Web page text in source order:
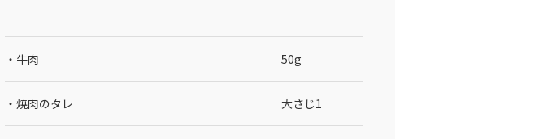
・牛肉 50g
・焼肉のタレ 大さじ1